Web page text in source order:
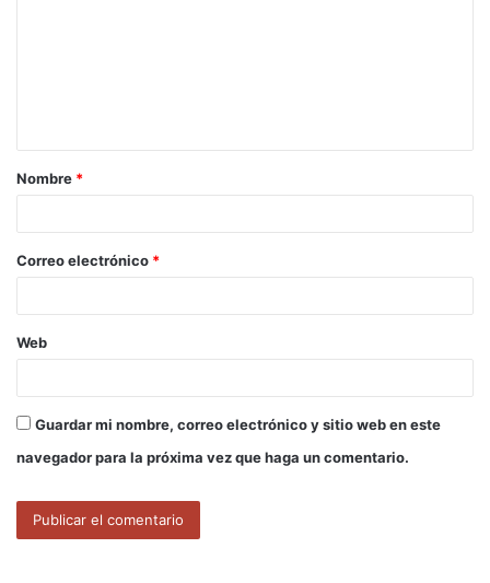
a
r
*
Nombre *
Correo electrónico *
Web
Guardar mi nombre, correo electrónico y sitio web en este
navegador para la próxima vez que haga un comentario.